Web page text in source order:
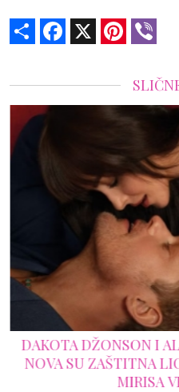
Share Facebook
DAKOTA DŽONSON I
NOVA SU ZAŠTITNA
MIRISA